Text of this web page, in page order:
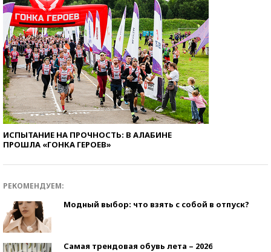
ИСПЫТАНИЕ НА ПРОЧНОСТЬ: В АЛАБИНЕ
ПРОШЛА «ГОНКА ГЕРОЕВ»
РЕКОМЕНДУЕМ:
Модный выбор: что взять с собой в отпуск?
Самая трендовая обувь лета – 2026